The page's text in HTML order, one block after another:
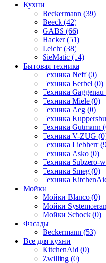
Кухни
Beckermann (39)
Beeck (42)
GABS (66)
Hacker (51)
Leicht (38)
SieMatic (14)
Бытовая техника
Техника Neff (0)
Техника Berbel (0)
Техника Gaggenau
Техника Miele (0)
Техника Aeg (0)
Техника
Техника Gutmann
Техника V-ZUG
Техника Liebherr
Техника Asko (0)
Техника Subzero-
Техника Smeg (0)
Техника
Мойки
Мойки Blanco (0)
Мойки
Мойки Schock (0)
Фасады
Beckermann (53)
Все для кухни
KitchenAid (0)
Zwilling (0)